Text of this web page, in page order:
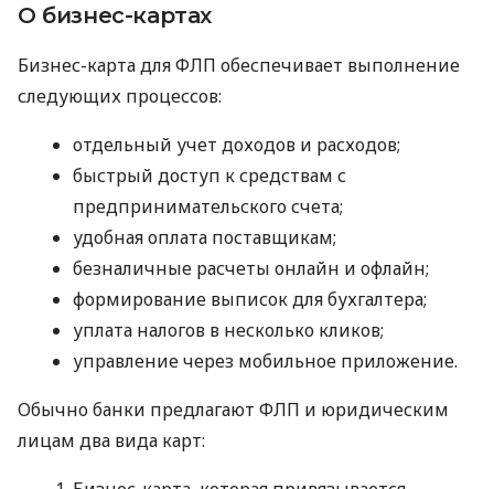
О бизнес-картах
Бизнес-карта для ФЛП обеспечивает выполнение
следующих процессов:
отдельный учет доходов и расходов;
быстрый доступ к средствам с
предпринимательского счета;
удобная оплата поставщикам;
безналичные расчеты онлайн и офлайн;
формирование выписок для бухгалтера;
уплата налогов в несколько кликов;
управление через мобильное приложение.
Обычно банки предлагают ФЛП и юридическим
лицам два вида карт: